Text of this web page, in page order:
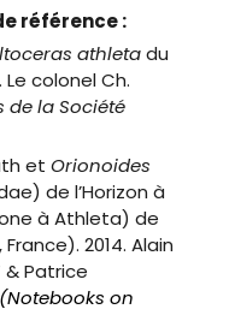
référence :
athletadu
colonel Ch.
de la Société
etOrionoides
de l’Horizon à
à Athleta) de
2014. Alain
& Patrice
on